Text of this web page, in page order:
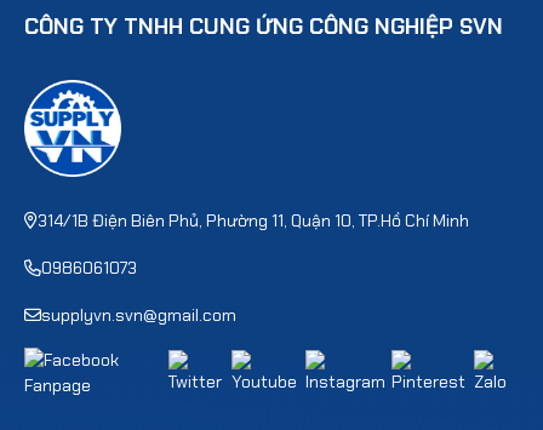
CÔNG TY TNHH CUNG ỨNG CÔNG NGHIỆP SVN
314/1B Điện Biên Phủ, Phường 11, Quận 10, TP.Hồ Chí Minh
0986061073
supplyvn.svn@gmail.com